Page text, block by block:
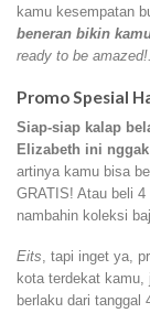
kamu kesempatan
beneran bikin
ready to be amazed!.
Promo Spesial
Siap-siap kalap
Elizabeth ini
artinya kamu bisa
GRATIS! Atau beli
nambahin koleksi
Eits, tapi inget ya,
kota terdekat kamu,
berlaku dari tanggal